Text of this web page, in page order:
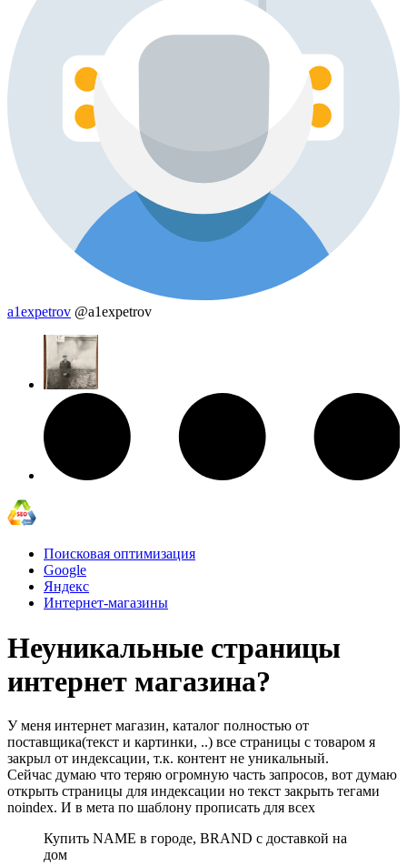
a1expetrov @a1expetrov
Поисковая оптимизация
Google
Яндекс
Интернет-магазины
Неуникальные страницы
интернет магазина?
У меня интернет магазин, каталог полностью от
поставщика(текст и картинки, ..) все страницы с товаром я
закрыл от индексации, т.к. контент не уникальный.
Сейчас думаю что теряю огромную часть запросов, вот думаю
открыть страницы для индексации но текст закрыть тегами
noindex. И в мета по шаблону прописать для всех
Купить NAME в городе, BRAND с доставкой на
дом